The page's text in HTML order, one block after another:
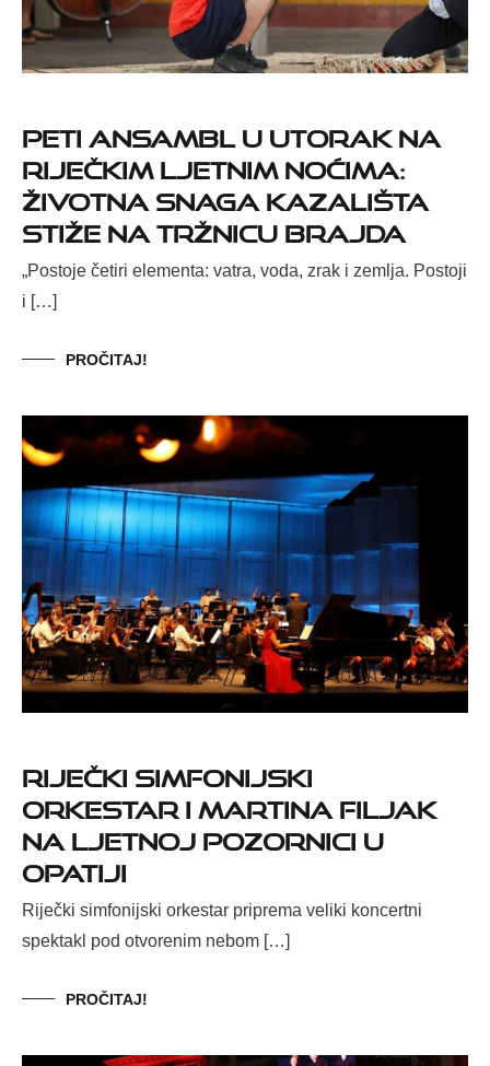
Peti ansambl u utorak na
Riječkim ljetnim noćima:
životna snaga kazališta
stiže na Tržnicu Brajda
„Postoje četiri elementa: vatra, voda, zrak i zemlja. Postoji
i […]
PROČITAJ!
Riječki simfonijski
orkestar i Martina Filjak
na Ljetnoj pozornici u
Opatiji
Riječki simfonijski orkestar priprema veliki koncertni
spektakl pod otvorenim nebom […]
PROČITAJ!